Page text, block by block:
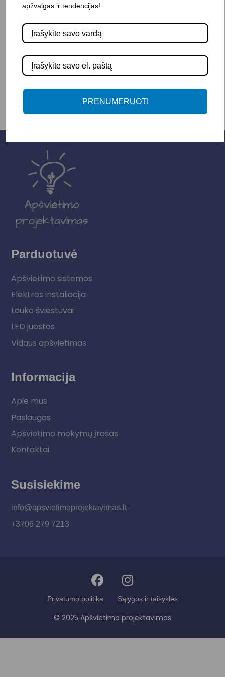
Pasirinkite savybę
+ Į KREPŠELĮ
Parduotuvė
Apšvietimo sistemos
Elektros instaliacija
Lauko šviestuvai
LED juostos
Vidaus apšvietimas
Informacija
Apie mus
Paslaugos
Apšvietimo mokymų įrašas
Kontaktai
Susisiekime
info@apsvietimoprojektavimas.lt
+3706 279 7213
Privatumo politika Sąlygos ir taisyklės
© 2025 Apšvietimo projektavimas
apžvalgas ir tendencijas!
PRENUMERUOTI